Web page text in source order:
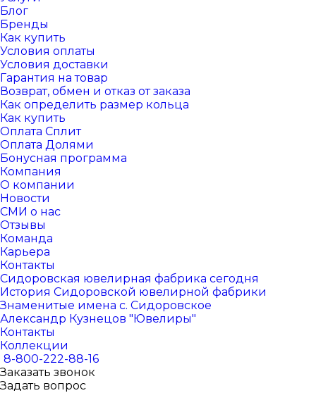
Блог
Бренды
Как купить
Условия оплаты
Условия доставки
Гарантия на товар
Возврат, обмен и отказ от заказа
Как определить размер кольца
Как купить
Оплата Сплит
Оплата Долями
Бонусная программа
Компания
О компании
Новости
СМИ о нас
Отзывы
Команда
Карьера
Контакты
Сидоровская ювелирная фабрика сегодня
История Сидоровской ювелирной фабрики
Знаменитые имена с. Сидоровское
Александр Кузнецов "Ювелиры"
Контакты
Коллекции
8-800-222-88-16
Заказать звонок
Задать вопрос